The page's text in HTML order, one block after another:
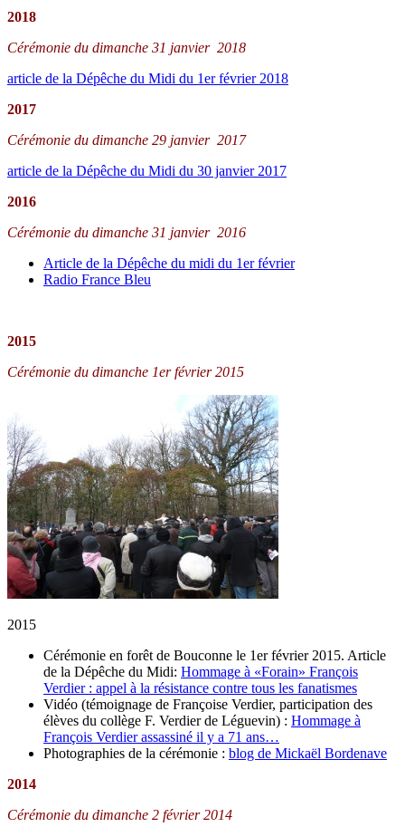
2018
Cérémonie du dimanche 31 janvier 2018
article de la Dépêche du Midi du 1er février 2018
2017
Cérémonie du dimanche 29 janvier 2017
article de la Dépêche du Midi du 30 janvier 2017
2016
Cérémonie du dimanche 31 janvier 2016
Article de la Dépêche du midi du 1er février
Radio France Bleu
2015
Cérémonie du dimanche 1er février 2015
2015
Cérémonie en forêt de Bouconne le 1er février 2015. Article
de la Dépêche du Midi: Hommage à «Forain» François
Verdier : appel à la résistance contre tous les fanatismes
Vidéo (témoignage de Françoise Verdier, participation des
élèves du collège F. Verdier de Léguevin) : Hommage à
François Verdier assassiné il y a 71 ans…
Photographies de la cérémonie : blog de Mickaël Bordenave
2014
Cérémonie du dimanche 2 février 2014